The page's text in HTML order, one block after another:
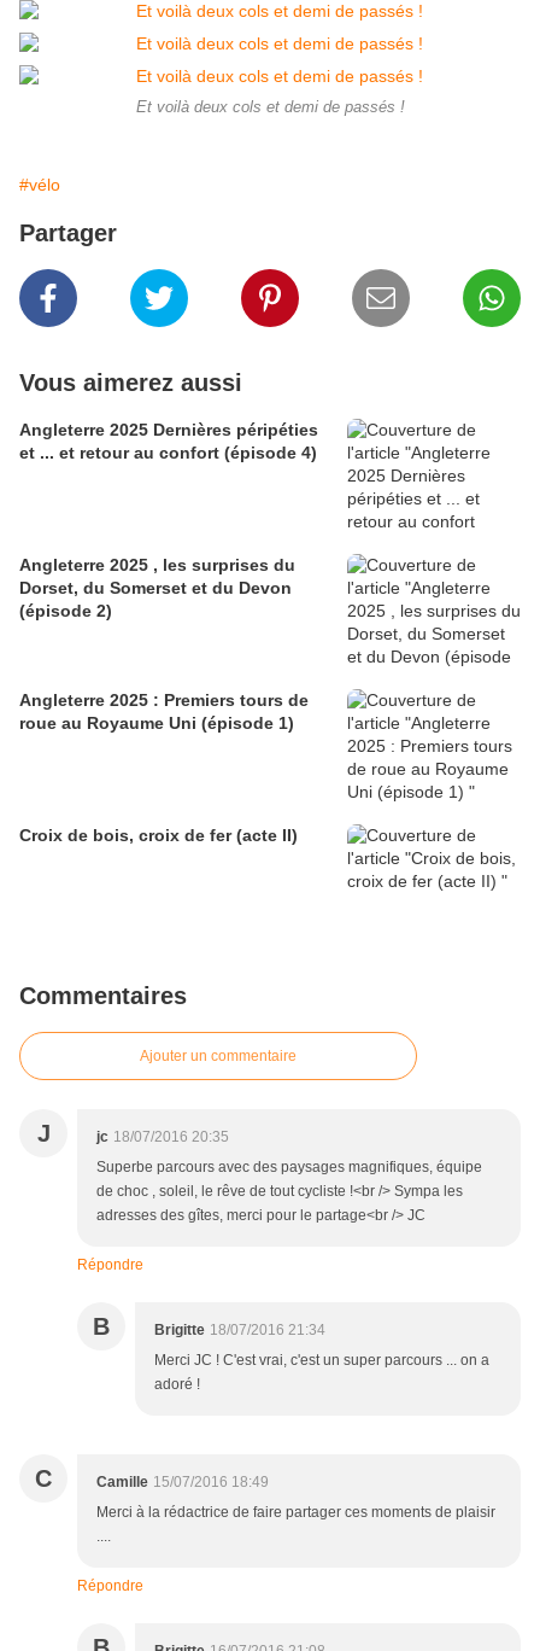
Et voilà deux cols et demi de passés !
#vélo
Partager
Vous aimerez aussi
Angleterre 2025 Dernières péripéties
et ... et retour au confort (épisode 4)
Angleterre 2025 , les surprises du
Dorset, du Somerset et du Devon
(épisode 2)
Angleterre 2025 : Premiers tours de
roue au Royaume Uni (épisode 1)
Croix de bois, croix de fer (acte II)
Commentaires
Ajouter un commentaire
J jc 18/07/2016 20:35
Superbe parcours avec des paysages magnifiques, équipe
de choc , soleil, le rêve de tout cycliste !<br /> Sympa les
adresses des gîtes, merci pour le partage<br /> JC
Répondre
B Brigitte 18/07/2016 21:34
Merci JC ! C'est vrai, c'est un super parcours ... on a
adoré !
C Camille 15/07/2016 18:49
Merci à la rédactrice de faire partager ces moments de plaisir
....
Répondre